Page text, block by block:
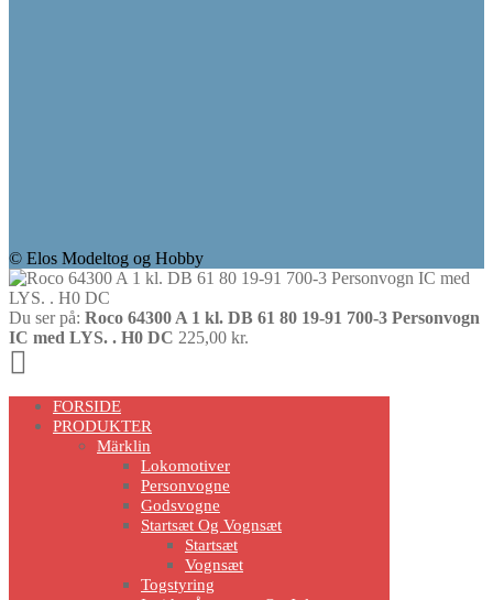
© Elos Modeltog og Hobby
Du ser på: Roco 64300 A 1 kl. DB 61 80 19-91 700-3 Personvogn
IC med LYS. . H0 DC 225,00 kr.
UpFORSIDE
PRODUKTER
Märklin
Lokomotiver
Personvogne
Godsvogne
Startsæt Og Vognsæt
Startsæt
Vognsæt
Togstyring